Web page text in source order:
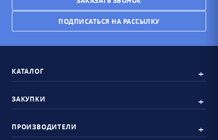
ПОДПИСАТЬСЯ НА РАССЫЛКУ
КАТАЛОГ
ЗАКУПКИ
ПРОИЗВОДИТЕЛИ